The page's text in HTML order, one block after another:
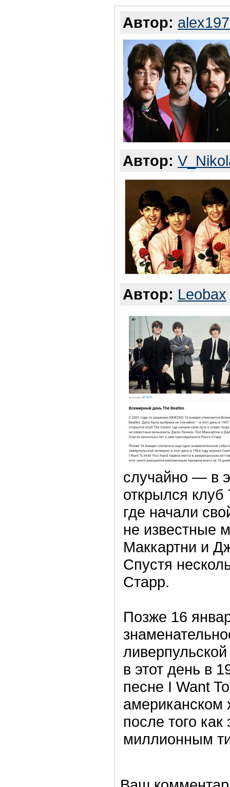
Автор:
Автор:
Автор: Leobax
случайно — в
открылся
где начали
не известные
Маккартни и
Спустя
Старр.
Позже 16
в этот день в
песне I Want
американском
после того
миллионным